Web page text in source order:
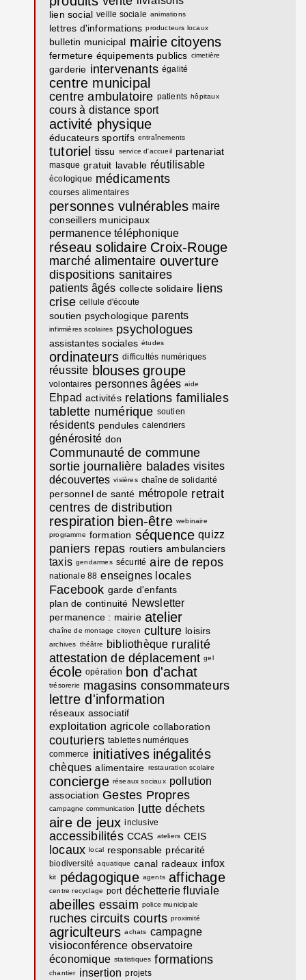
lien social veille sociale animations
lettres d'informations producteurs locaux
bulletin municipal mairie citoyens
fermeture équipements publics cimetière
garderie intervenants égalité
centre municipal
centre ambulatoire patients hôpitaux
cours à distance sport
activité physique
éducateurs sportifs entraînements
tutoriel tissu service d'accueil partenariat
masque gratuit lavable réutilisable
écologique médicaments
courses alimentaires
personnes vulnérables maire
conseillers municipaux
permanence téléphonique
réseau solidaire Croix-Rouge
marché alimentaire ouverture
dispositions sanitaires
patients âgés collecte solidaire
liens
crise cellule d'écoute
soutien psychologique parents
infirmières scolaires psychologues
assistantes sociales études
ordinateurs difficultés numériques
réussite blouses groupe
volontaires personnes âgées aide
Ehpad activités relations familiales
tablette numérique soutien
résidents pendules calendriers
générosité don
Communauté de commune
sortie journalière balades visites
découvertes visières chaîne de solidarité
personnel de santé métropole retrait
centres de distribution
respiration bien-être webinaire
programme formation séquence quizz
paniers repas routiers ambulanciers
taxis gendarmes sécurité aire de repos
nationale 88 enseignes locales
Facebook garde d'enfants
plan de continuité Newsletter
permanence : mairie atelier
chaîne de montage citoyen culture loisirs
archives théâtre bibliothèque ruralité
attestation de déplacement gel
école opération bon d'achat
trésorerie magasins consommateurs
lettre d'information
réseaux associatif
exploitation agricole collaboration
couturiers tablettes numériques
commerce initiatives inégalités
chèques alimentaire restauration scolaire
concierge réseaux sociaux pollution
association Gestes Propres
campagne communication lutte déchets
aire de jeux inclusive
accessibilités CCAS ateliers CEIS
locaux local responsable précarité
biodiversité aquatique canal radeaux infox
kit pédagogique agents affichage
centre recyclage port déchetterie fluviale
abeilles essaim police municipale
ruches circuits courts proximité
agriculteurs achats campagne
visioconférence observatoire
économique statistiques formations
chantier insertion projets